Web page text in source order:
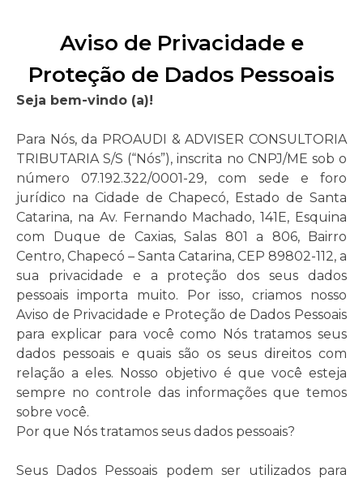
Aviso de Privacidade e
Proteção de Dados Pessoais
Seja bem-vindo (a)!
Para Nós, da PROAUDI & ADVISER CONSULTORIA
TRIBUTARIA S/S (“Nós”), inscrita no CNPJ/ME sob o
número 07.192.322/0001-29, com sede e foro
jurídico na Cidade de Chapecó, Estado de Santa
Catarina, na Av. Fernando Machado, 141E, Esquina
com Duque de Caxias, Salas 801 a 806, Bairro
Centro, Chapecó – Santa Catarina, CEP 89802-112, a
sua privacidade e a proteção dos seus dados
pessoais importa muito. Por isso, criamos nosso
Aviso de Privacidade e Proteção de Dados Pessoais
para explicar para você como Nós tratamos seus
dados pessoais e quais são os seus direitos com
relação a eles. Nosso objetivo é que você esteja
sempre no controle das informações que temos
sobre você.
Por que Nós tratamos seus dados pessoais?
Seus Dados Pessoais podem ser utilizados para